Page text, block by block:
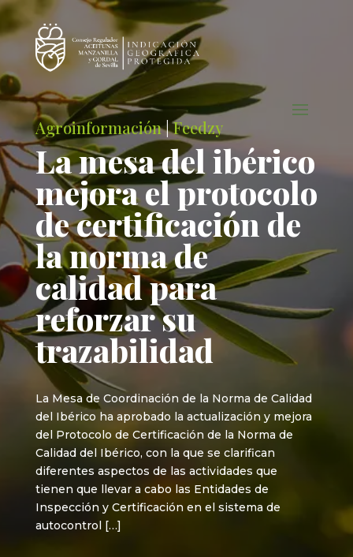
Agroinformación|Feedzy
La mesa del ibérico
mejora el protocolo
de certificación de
la norma de
calidad para
reforzar su
trazabilidad
La Mesa de Coordinación de la Norma de Calidad
del Ibérico ha aprobado la actualización y mejora
del Protocolo de Certificación de la Norma de
Calidad del Ibérico, con la que se clarifican
diferentes aspectos de las actividades que
tienen que llevar a cabo las Entidades de
Inspección y Certificación en el sistema de
autocontrol […]